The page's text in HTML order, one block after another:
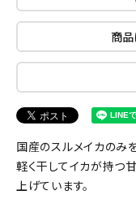
商
国産のスルメイカのみ
軽く干してイカが持つ
上げています。